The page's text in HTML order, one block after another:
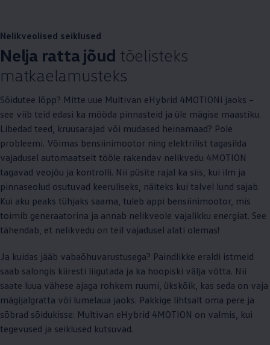
Nelikveolised seiklused
Nelja ratta jõud tõelisteks
matkaelamusteks
Sõidutee lõpp? Mitte uue Multivan eHybrid 4MOTIONi jaoks –
see viib teid edasi ka mööda pinnasteid ja üle mägise maastiku.
Libedad teed, kruusarajad või mudased heinamaad? Pole
probleemi. Võimas bensiinimootor ning elektrilist tagasilda
vajadusel automaatselt tööle rakendav nelikvedu 4MOTION
tagavad veojõu ja kontrolli. Nii püsite rajal ka siis, kui ilm ja
pinnaseolud osutuvad keeruliseks, näiteks kui talvel lund sajab.
Kui aku peaks tühjaks saama, tuleb appi bensiinimootor, mis
toimib generaatorina ja annab nelikveole vajalikku energiat. See
tähendab, et nelikvedu on teil vajadusel alati olemas!
Ja kuidas jääb vabaõhuvarustusega? Paindlikke eraldi istmeid
saab salongis kiiresti liigutada ja ka hoopiski välja võtta. Nii
saate luua vähese ajaga rohkem ruumi, ükskõik, kas seda on vaja
mägijalgratta või lumelaua jaoks. Pakkige lihtsalt oma pere ja
sõbrad sõidukisse: Multivan eHybrid 4MOTION on valmis, kui
tegevused ja seiklused kutsuvad.